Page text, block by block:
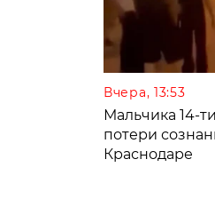
Вчера, 13:53
Мальчика 14-
потери
Краснодаре